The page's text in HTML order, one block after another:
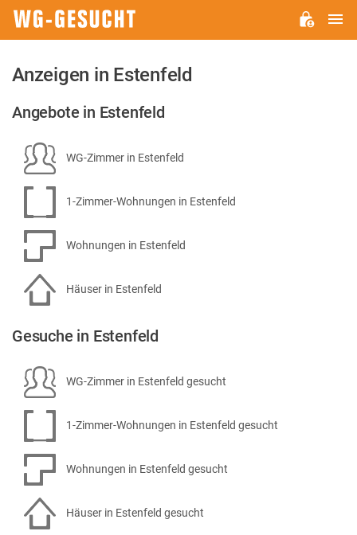
Anzeigen in Estenfeld
Angebote in Estenfeld
WG-Zimmer in Estenfeld
1-Zimmer-Wohnungen in Estenfeld
Wohnungen in Estenfeld
Häuser in Estenfeld
Gesuche in Estenfeld
WG-Zimmer in Estenfeld gesucht
1-Zimmer-Wohnungen in Estenfeld gesucht
Wohnungen in Estenfeld gesucht
Häuser in Estenfeld gesucht